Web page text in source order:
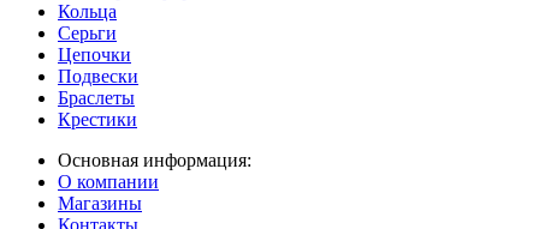
Кольца
Серьги
Цепочки
Подвески
Браслеты
Крестики
Основная информация:
О компании
Магазины
Контакты